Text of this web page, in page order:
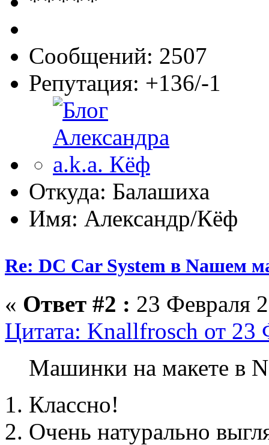
Сообщений: 2507
Репутация: +136/-1
Откуда: Балашиха
Имя: Александр/Кёф
Re: DC Car System в Nашем
« Ответ #2 : 23 Февраля
Цитата: Knallfrosch от 23
Машинки на макете в
1. Классно!
2. Очень натурально